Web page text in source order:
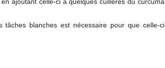
tâches blanches est nécessaire pour que celle-ci